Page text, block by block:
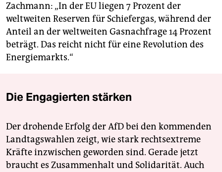
Zachmann: „In der EU liegen 7 Prozent der
weltweiten Reserven für Schiefergas, während der
Anteil an der weltweiten Gasnachfrage 14 Prozent
beträgt. Das reicht nicht für eine Revolution des
Energiemarkts.“
Die Engagierten stärken
Der drohende Erfolg der AfD bei den kommenden
Landtagswahlen zeigt, wie stark rechtsextreme
Kräfte inzwischen geworden sind. Gerade jetzt
braucht es Zusammenhalt und Solidarität. Auch